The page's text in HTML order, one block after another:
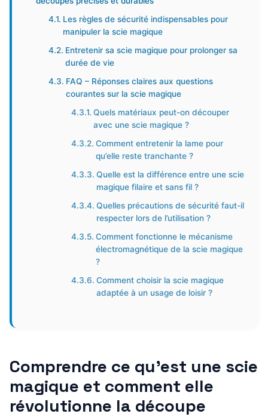
Les règles de sécurité indispensables pour
manipuler la scie magique
Entretenir sa scie magique pour prolonger sa
durée de vie
FAQ – Réponses claires aux questions
courantes sur la scie magique
Quels matériaux peut-on découper
avec une scie magique ?
Comment entretenir la lame pour
qu’elle reste tranchante ?
Quelle est la différence entre une scie
magique filaire et sans fil ?
Quelles précautions de sécurité faut-il
respecter lors de l’utilisation ?
Comment fonctionne le mécanisme
électromagnétique de la scie magique
?
Comment choisir la scie magique
adaptée à un usage de loisir ?
Comprendre ce qu’est une scie
magique et comment elle
révolutionne la découpe